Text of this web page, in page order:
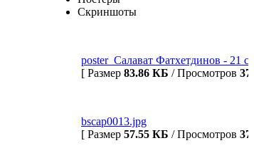
Скриншоты
poster_Салават Фатхетдинов - 21
[ Размер 83.86 КБ / Просмотров
bscap0013.jpg
[ Размер 57.55 КБ / Просмотров